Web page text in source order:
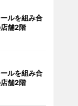
ルを組み合
舗2階
ルを組み合
舗2階